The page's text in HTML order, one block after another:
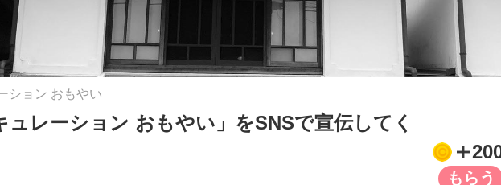
ション おもやい
ュレーション おもやい」をSNSで宣伝してく